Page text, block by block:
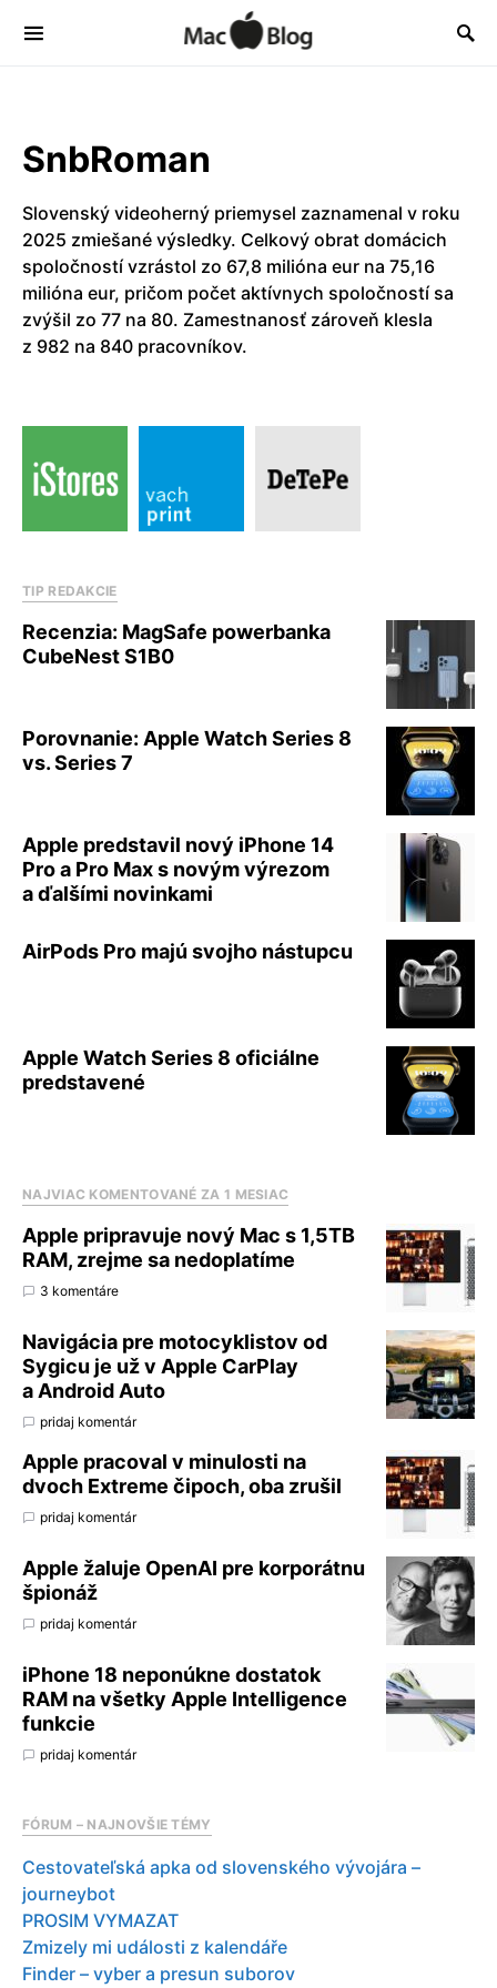
SnbRoman
Slovenský videoherný priemysel zaznamenal v roku
2025 zmiešané výsledky. Celkový obrat domácich
spoločností vzrástol zo 67,8 milióna eur na 75,16
milióna eur, pričom počet aktívnych spoločností sa
zvýšil zo 77 na 80. Zamestnanosť zároveň klesla
z 982 na 840 pracovníkov.
TIP REDAKCIE
Recenzia: MagSafe powerbanka
CubeNest S1B0
Porovnanie: Apple Watch Series 8
vs. Series 7
Apple predstavil nový iPhone 14
Pro a Pro Max s novým výrezom
a ďalšími novinkami
AirPods Pro majú svojho nástupcu
Apple Watch Series 8 oficiálne
predstavené
NAJVIAC KOMENTOVANÉ ZA 1 MESIAC
Apple pripravuje nový Mac s 1,5TB
RAM, zrejme sa nedoplatíme
3 komentáre
Navigácia pre motocyklistov od
Sygicu je už v Apple CarPlay
a Android Auto
pridaj komentár
Apple pracoval v minulosti na
dvoch Extreme čipoch, oba zrušil
pridaj komentár
Apple žaluje OpenAI pre korporátnu
špionáž
pridaj komentár
iPhone 18 neponúkne dostatok
RAM na všetky Apple Intelligence
funkcie
pridaj komentár
FÓRUM – NAJNOVŠIE TÉMY
Cestovateľská apka od slovenského vývojára –
journeybot
PROSIM VYMAZAT
Zmizely mi události z kalendáře
Finder – vyber a presun suborov